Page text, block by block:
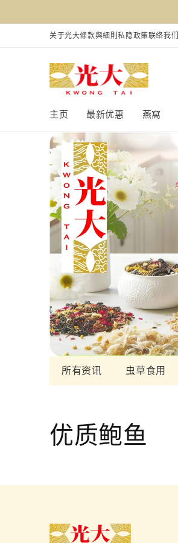
关于光大條款與細則私隐政策联络我们
主页 最新优惠 燕窩
所有资讯 虫草食用
优质鲍鱼